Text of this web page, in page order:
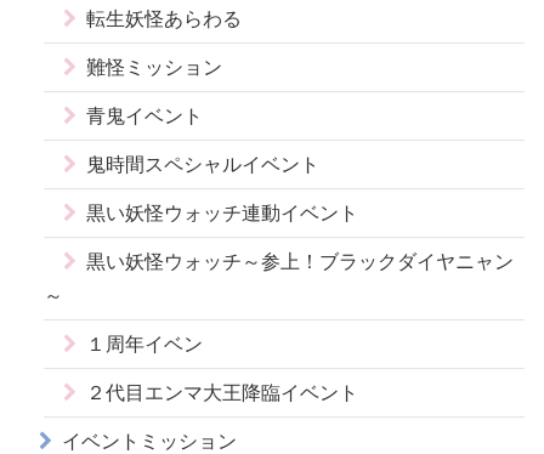
転生妖怪あらわる
難怪ミッション
青鬼イベント
鬼時間スペシャルイベント
黒い妖怪ウォッチ連動イベント
黒い妖怪ウォッチ～参上！ブラックダイヤニャン
～
１周年イベン
２代目エンマ大王降臨イベント
イベントミッション